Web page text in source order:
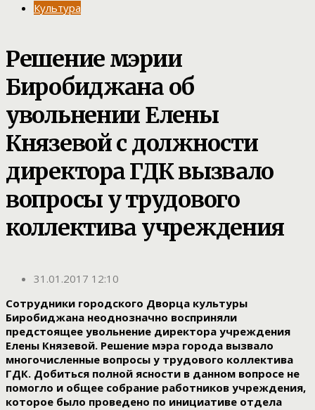
Культура
Решение мэрии
Биробиджана об
увольнении Елены
Князевой с должности
директора ГДК вызвало
вопросы у трудового
коллектива учреждения
31.01.2017 12:10
Сотрудники городского Дворца культуры
Биробиджана неоднозначно восприняли
предстоящее увольнение директора учреждения
Елены Князевой. Решение мэра города вызвало
многочисленные вопросы у трудового коллектива
ГДК. Добиться полной ясности в данном вопросе не
помогло и общее собрание работников учреждения,
которое было проведено по инициативе отдела